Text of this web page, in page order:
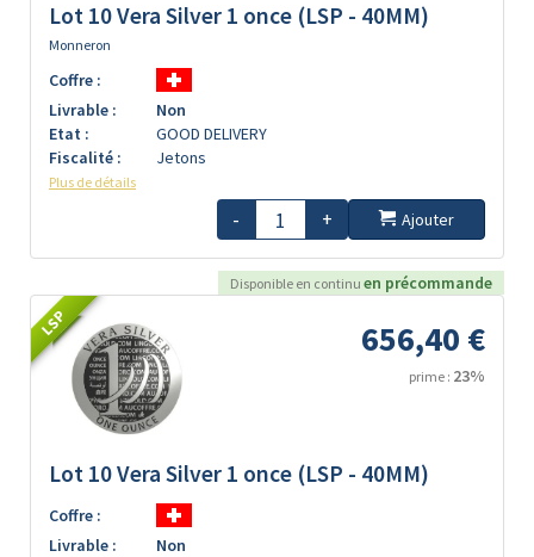
Lot 10 Vera Silver 1 once (LSP - 40MM)
Monneron
Coffre :
Livrable :
Non
Etat :
GOOD DELIVERY
Fiscalité :
Jetons
Plus de détails
- + Ajouter
Disponible en continu en précommande
LSP 656,40 €
prime : 23%
Lot 10 Vera Silver 1 once (LSP - 40MM)
Coffre :
Livrable :
Non